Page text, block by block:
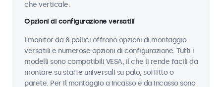
che verticale.
Opzioni di configurazione versatili
I monitor da 8 pollici offrono opzioni di montaggio
versatili e numerose opzioni di configurazione. Tutti i
modelli sono compatibili VESA, il che li rende facili da
montare su staffe universali su palo, soffitto o
parete. Per il montaggio a incasso e da incasso sono